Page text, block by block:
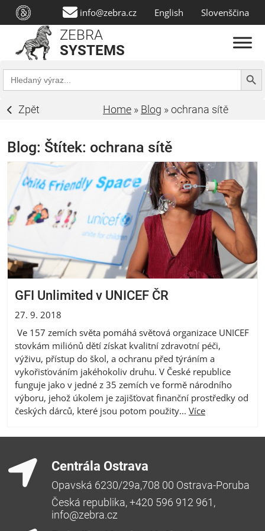
info@zebra.cz English Slovenščina
ZEBRA
SYSTEMS
Search
for:
Search
Zpět Home » Blog »ochrana sítě
Blog: Štítek: ochrana sítě
GFI Unlimited v UNICEF ČR
27. 9. 2018
Ve 157 zemích světa pomáhá světová organizace UNICEF
stovkám miliónů dětí získat kvalitní zdravotní péči,
výživu, přístup do škol, a ochranu před týráním a
vykořisťováním jakéhokoliv druhu. V České republice
funguje jako v jedné z 35 zemích ve formě národního
výboru, jehož úkolem je zajišťovat finanční prostředky od
českých dárců, které jsou potom použity... Více
Centrála Ostrava
Opavská 6230/29a,708 00 Ostrava-Poruba
Česká republika, +420 596 912 961,
info@zebra.cz